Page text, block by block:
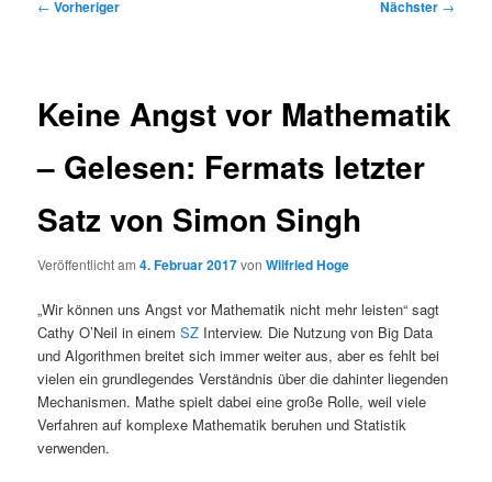
← Vorheriger Nächster →
Keine Angst vor Mathematik
– Gelesen: Fermats letzter
Satz von Simon Singh
Veröffentlicht am4. Februar 2017vonWilfried Hoge
„Wir können uns Angst vor Mathematik nicht mehr leisten“ sagt
Cathy O’Neil in einemSZ Interview. Die Nutzung von Big Data
und Algorithmen breitet sich immer weiter aus, aber es fehlt bei
vielen ein grundlegendes Verständnis über die dahinter liegenden
Mechanismen. Mathe spielt dabei eine große Rolle, weil viele
Verfahren auf komplexe Mathematik beruhen und Statistik
verwenden.